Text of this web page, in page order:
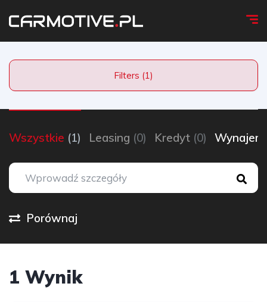
Filters (1)
Wszystkie (1) Leasing (0) Kredyt (0) Wynajem
Porównaj
1 Wynik